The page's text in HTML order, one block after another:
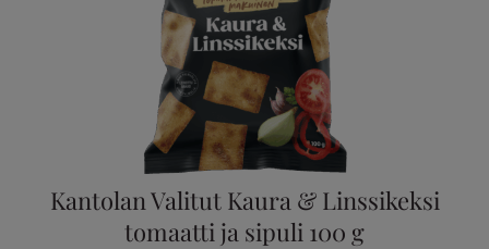
Kantolan Valitut Kaura & Linssikeksi
tomaatti ja sipuli 100 g